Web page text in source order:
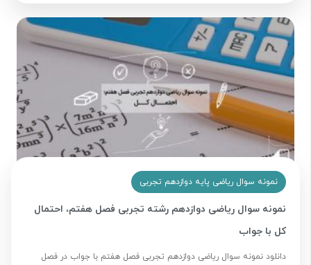
نمونه سوال ریاضی پایه دوازدهم تجربی
نمونه سوال ریاضی دوازدهم رشته تجربی فصل هفتم، احتمال
کل با جواب
دانلود نمونه سوال ریاضی دوازدهم تجربی فصل هفتم با جواب در فصل